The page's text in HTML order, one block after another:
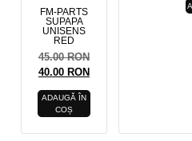
FM-PARTS
SUPAPA
UNISENS
RED
45.00RON
40.00 RON
ADAUGĂ ÎN
COȘ